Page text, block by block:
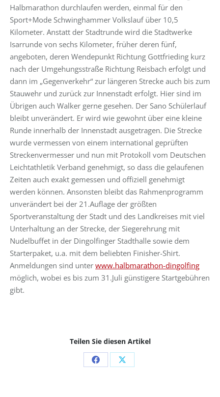
Halbmarathon durchlaufen werden, einmal für den
Sport+Mode Schwinghammer Volkslauf über 10,5
Kilometer. Anstatt der Stadtrunde wird die Stadtwerke
Isarrunde von sechs Kilometer, früher deren fünf,
angeboten, deren Wendepunkt Richtung Gottfrieding kurz
nach der Umgehungsstraße Richtung Reisbach erfolgt und
dann im „Gegenverkehr“ zur längeren Strecke auch bis zum
Stauwehr und zurück zur Innenstadt erfolgt. Hier sind im
Übrigen auch Walker gerne gesehen. Der Sano Schülerlauf
bleibt unverändert. Er wird wie gewohnt über eine kleine
Runde innerhalb der Innenstadt ausgetragen. Die Strecke
wurde vermessen von einem international geprüften
Streckenvermesser und nun mit Protokoll vom Deutschen
Leichtathletik Verband genehmigt, so dass die gelaufenen
Zeiten auch exakt gemessen und offiziell genehmigt
werden können. Ansonsten bleibt das Rahmenprogramm
unverändert bei der 21.Auflage der größten
Sportveranstaltung der Stadt und des Landkreises mit viel
Unterhaltung an der Strecke, der Siegerehrung mit
Nudelbuffet in der Dingolfinger Stadthalle sowie dem
Starterpaket, u.a. mit dem beliebten Finisher-Shirt.
Anmeldungen sind unter www.halbmarathon-dingolfing
möglich, wobei es bis zum 31.Juli günstigere Startgebühren
gibt.
Teilen Sie diesen Artikel
Share Share